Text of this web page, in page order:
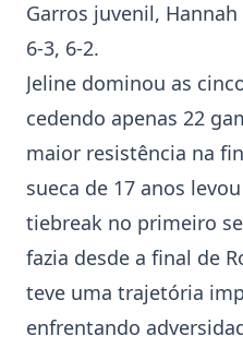
Garros juvenil,
6-3, 6-2.
Jeline dominou as
cedendo apenas 22
maior resistência na
sueca de 17 anos
tiebreak no primeiro
fazia desde a final de
teve uma trajetória
enfrentando